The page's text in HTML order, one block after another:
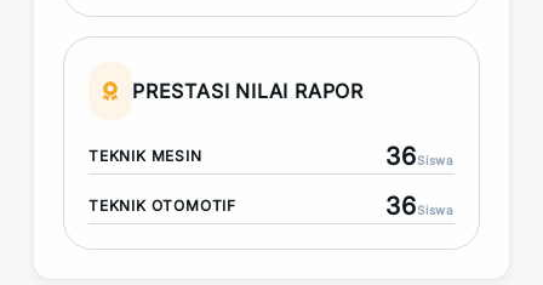
PRESTASI NILAI RAPOR
TEKNIK MESIN 36Siswa
TEKNIK OTOMOTIF 36Siswa